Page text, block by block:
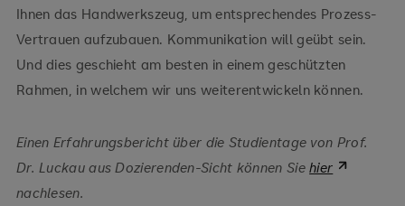
Ihnen das Handwerkszeug, um entsprechendes Prozess-
Vertrauen aufzubauen. Kommunikation will geübt sein.
Und dies geschieht am besten in einem geschützten
Rahmen, in welchem wir uns weiterentwickeln können.
Einen Erfahrungsbericht über die Studientage von Prof.
Dr. Luckau aus Dozierenden-Sicht können Siehier
nachlesen.